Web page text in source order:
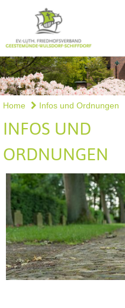
Home Infos und Ordnungen
INFOS UND
ORDNUNGEN